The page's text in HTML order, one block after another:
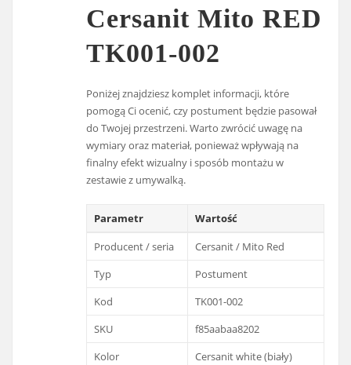
Cersanit Mito RED
TK001-002
Poniżej znajdziesz komplet informacji, które
pomogą Ci ocenić, czy postument będzie pasował
do Twojej przestrzeni. Warto zwrócić uwagę na
wymiary oraz materiał, ponieważ wpływają na
finalny efekt wizualny i sposób montażu w
zestawie z umywalką.
Parametr
Wartość
Producent / seria
Cersanit / Mito Red
Typ
Postument
Kod
TK001-002
SKU
f85aabaa8202
Kolor
Cersanit white (biały)